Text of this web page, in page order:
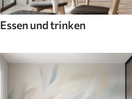
Essen und trinken